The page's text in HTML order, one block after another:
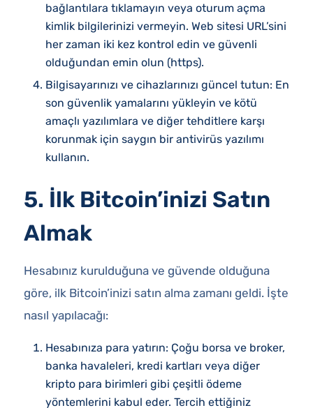
bağlantılara tıklamayın veya oturum açma
kimlik bilgilerinizi vermeyin. Web sitesi URL’sini
her zaman iki kez kontrol edin ve güvenli
olduğundan emin olun (https).
Bilgisayarınızı ve cihazlarınızı güncel tutun: En
son güvenlik yamalarını yükleyin ve kötü
amaçlı yazılımlara ve diğer tehditlere karşı
korunmak için saygın bir antivirüs yazılımı
kullanın.
5. İlk Bitcoin’inizi Satın
Almak
Hesabınız kurulduğuna ve güvende olduğuna
göre, ilk Bitcoin’inizi satın alma zamanı geldi. İşte
nasıl yapılacağı:
Hesabınıza para yatırın: Çoğu borsa ve broker,
banka havaleleri, kredi kartları veya diğer
kripto para birimleri gibi çeşitli ödeme
yöntemlerini kabul eder. Tercih ettiğiniz